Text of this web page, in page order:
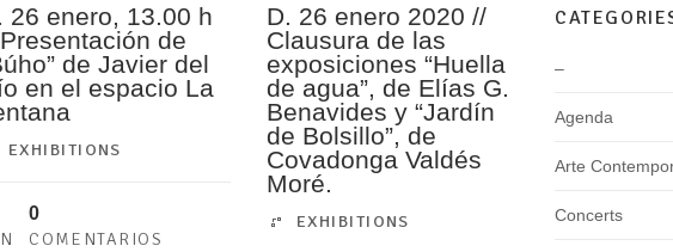
26 enero, 13.00 h
de
de Javier del
en el espacio La
EXHIBITIONS
0
COMENTARIOS
D. 26 enero 2020 //
Clausura de las
exposiciones “Huella
de agua”, de Elías G.
Benavides y “Jardín
de Bolsillo”, de
Covadonga Valdés
Moré.
EXHIBITIONS
–
Agenda
Arte
Concerts